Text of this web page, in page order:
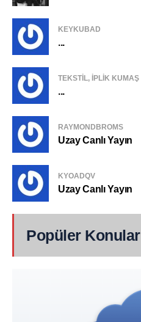
KEYKUBAD
...
TEKSTIL, IPLIK KUMAŞ
...
RAYMONDBROMS
Uzay Canlı Yayın
KYOADQV
Uzay Canlı Yayın
Popüler Konular